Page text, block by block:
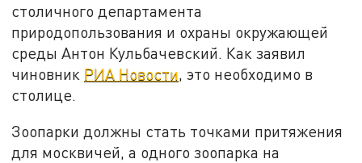
столичного департамента
природопользования и охраны окружающей
среды Антон Кульбачевский. Как заявил
чиновник РИА Новости, это необходимо в
столице.
Зоопарки должны стать точками притяжения
для москвичей, а одного зоопарка на